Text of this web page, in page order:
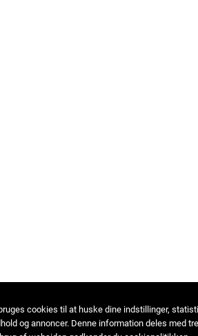
cookies til at huske dine indstillinger,
og annoncer. Denne information deles med